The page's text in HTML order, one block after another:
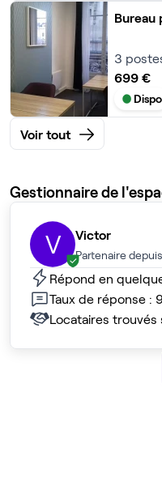
Bureau
3
699 €
Dispo
Voir tout
Gestionnaire de
V Victor
Partenaire
Répond en
Taux de réponse :
Locataires trouvés